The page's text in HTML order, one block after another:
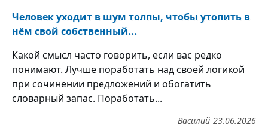
Человек уходит в шум толпы, чтобы утопить в
нём свой собственный...
Какой смысл часто говорить, если вас редко
понимают. Лучше поработать над своей логикой
при сочинении предложений и обогатить
словарный запас. Поработать...
23.06.2026
Василий